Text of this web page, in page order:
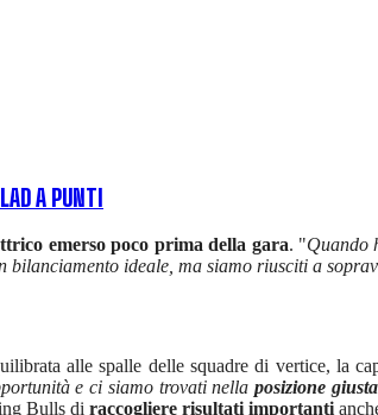
A PUNTI
emerso poco prima della gara. "Quando
bilanciamento ideale, ma siamo riusciti a
alle spalle delle squadre di vertice, la
e ci siamo trovati nellaposizione giusta
Bulls di raccogliere risultati importanti